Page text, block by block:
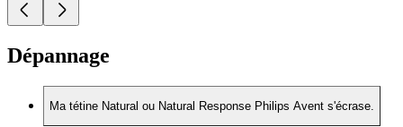
Dépannage
Ma tétine Natural ou Natural Response Philips Avent s'écrase.